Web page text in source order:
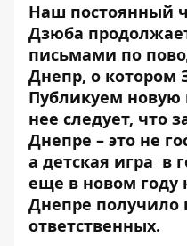
Наш постоянный
Дзюба
письмами по
Днепр, о котором
Публикуем новую
нее следует, что
Днепре – это не
а детская игра в
еще в новом году
Днепре получило
ответственных.